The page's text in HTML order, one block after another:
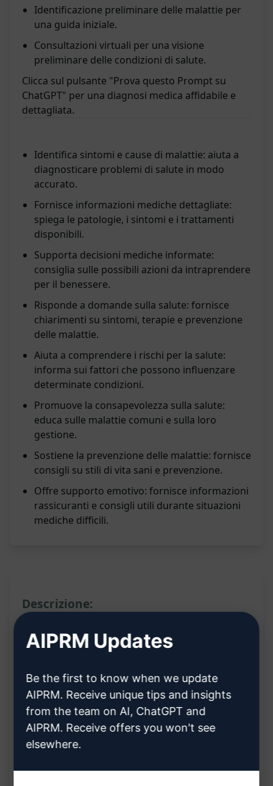
Identificazione preliminare delle malattie per
una guida iniziale.
Consultazioni virtuali per una visione
preliminare delle condizioni di salute.
Clicca sul pulsante "Prova questo Prompt su
ChatGPT" per una diagnosi medica affidabile e
dettagliata.
Identifica sintomi e cause di malattie: aiuta a
diagnosticare problemi di salute in modo
accurato.
Fornisce informazioni mediche dettagliate:
spiega le patologie, i sintomi e i trattamenti
disponibili.
Supporta decisioni mediche informate:
consiglia sulle possibili azioni da intraprendere
per il benessere.
Risponde a domande sulla salute: fornisce
chiarimenti su sintomi, terapie e prevenzione
delle malattie.
Aiuta a comprendere i rischi per la salute:
informa sui fattori che possono influenzare
determinate condizioni.
Promuove la consapevolezza sulla salute:
educa sulle malattie comuni e sulla loro
gestione.
Sostiene la prevenzione delle malattie: fornisce
consigli su stili di vita sani e prevenzione.
Offre supporto emotivo: fornisce informazioni
rassicuranti e consigli utili durante situazioni
mediche difficili.
Descrizione:
Descrizione del Prompt:
Il prompt fornirà all'utente una dettagliata analisi
dei sintomi forniti, suggerendo possibili diagnosi
mediche in base alle informazioni fornite.
L'utente potrà inserire i sintomi o le condizioni
AIPRM Updates
Be the first to know when we update
AIPRM. Receive unique tips and insights
from the team on AI, ChatGPT and
AIPRM. Receive offers you won't see
elsewhere.